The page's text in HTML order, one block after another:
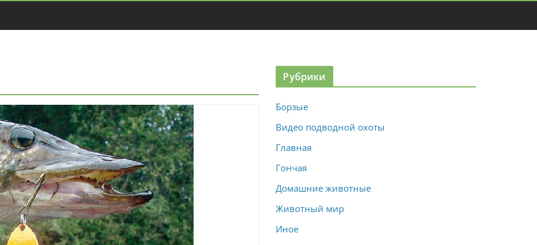
Рубрики
Борзые
Видео подводной охоты
Главная
Гончая
Домашние животные
Животный мир
Иное